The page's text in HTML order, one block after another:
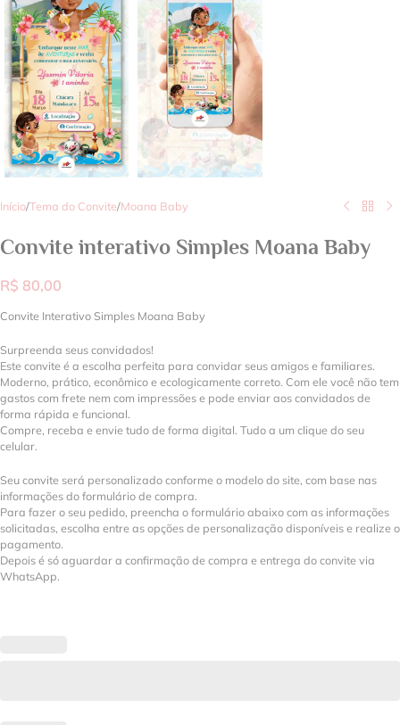
Início/Tema do Convite/Moana Baby
Convite interativo Simples Moana Baby
R$ 80,00
Convite Interativo Simples Moana Baby
Surpreenda seus convidados!
Este convite é a escolha perfeita para convidar seus amigos e familiares.
Moderno, prático, econômico e ecologicamente correto. Com ele você não tem
gastos com frete nem com impressões e pode enviar aos convidados de
forma rápida e funcional.
Compre, receba e envie tudo de forma digital. Tudo a um clique do seu
celular.
Seu convite será personalizado conforme o modelo do site, com base nas
informações do formulário de compra.
Para fazer o seu pedido, preencha o formulário abaixo com as informações
solicitadas, escolha entre as opções de personalização disponíveis e realize o
pagamento.
Depois é só aguardar a confirmação de compra e entrega do convite via
WhatsApp.